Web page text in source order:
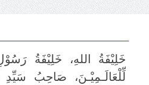
خَلِيْفَةُ اللهِ، خَلِيْفَةُ
لِّلْعَالَـمِيْـنَ، صَاحِبُ